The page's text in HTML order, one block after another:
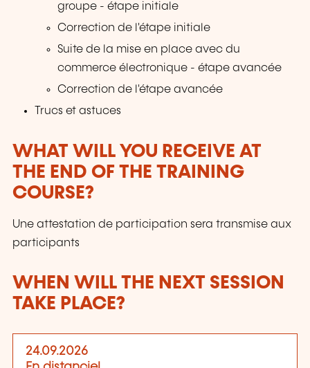
groupe - étape initiale
Correction de l'étape initiale
Suite de la mise en place avec du
commerce électronique - étape avancée
Correction de l'étape avancée
Trucs et astuces
WHAT WILL YOU RECEIVE AT
THE END OF THE TRAINING
COURSE?
Une attestation de participation sera transmise aux
participants
WHEN WILL THE NEXT SESSION
TAKE PLACE?
24.09.2026